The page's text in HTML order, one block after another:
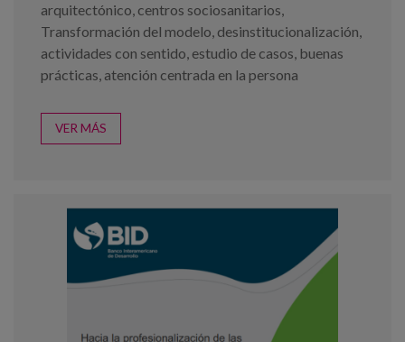
arquitectónico, centros sociosanitarios,
Transformación del modelo, desinstitucionalización,
actividades con sentido, estudio de casos, buenas
prácticas, atención centrada en la persona
VER MÁS